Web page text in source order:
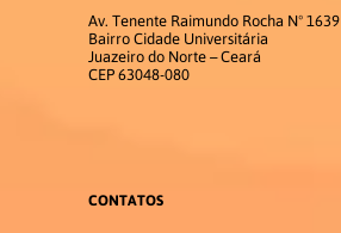
Contato
Av. Tenente Raimundo Rocha Nº 1639
Bairro Cidade Universitária
Juazeiro do Norte – Ceará
CEP 63048-080
CONTATOS